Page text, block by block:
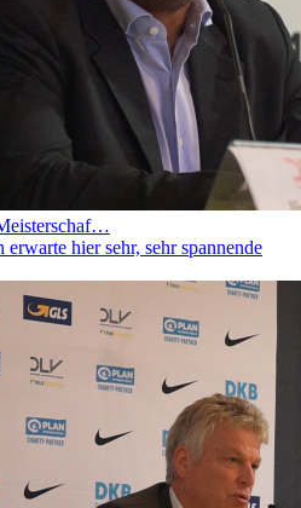
hier sehr, sehr spannende